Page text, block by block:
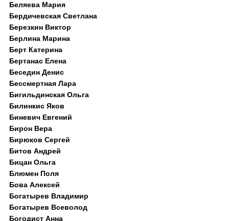
Беляева Мария
Бердичевская Светлана
Березкин Виктор
Берлина Марина
Берт Катерина
Бертанас Елена
Беседин Денис
Бессмертная Лара
Бигильдинская Ольга
Билинкис Яков
Биневич Евгений
Бирон Вера
Бирюков Сергей
Битов Андрей
Бицан Ольга
Блюмен Поля
Бова Алексей
Богатырев Владимир
Богатырев Всеволод
Богодист Анна